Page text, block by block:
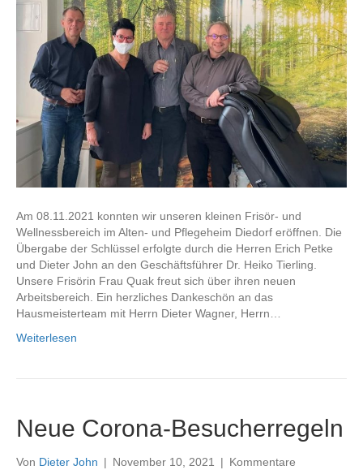
Wellnessbereich
Am 08.11.2021 konnten wir unseren kleinen Frisör- und
Wellnessbereich im Alten- und Pflegeheim Diedorf eröffnen. Die
Übergabe der Schlüssel erfolgte durch die Herren Erich Petke
und Dieter John an den Geschäftsführer Dr. Heiko Tierling.
Unsere Frisörin Frau Quak freut sich über ihren neuen
Arbeitsbereich. Ein herzliches Dankeschön an das
Hausmeisterteam mit Herrn Dieter Wagner, Herrn…
Weiterlesen
Neue Corona-Besucherregeln
Von Dieter John | November 10, 2021 | Kommentare